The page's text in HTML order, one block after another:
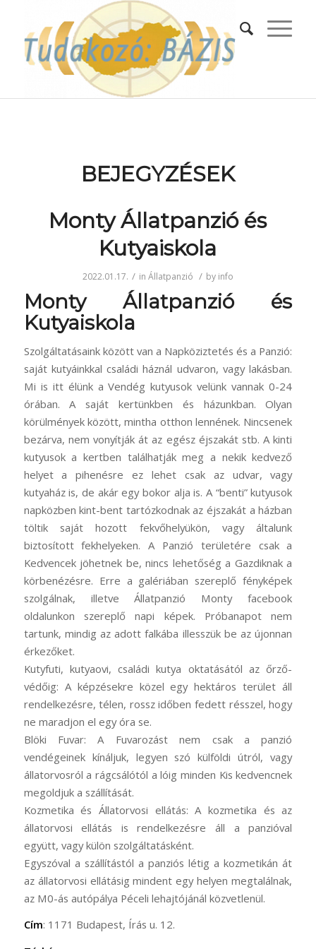
BEJEGYZÉSEK
Monty Állatpanzió és
Kutyaiskola
2022.01.17. / in Állatpanzió / by info
Monty Állatpanzió és
Kutyaiskola
Szolgáltatásaink között van a Napköziztetés és a Panzió:
saját kutyáinkkal családi háznál udvaron, vagy lakásban.
Mi is itt élünk a Vendég kutyusok velünk vannak 0-24
órában. A saját kertünkben és házunkban. Olyan
körülmények között, mintha otthon lennének. Nincsenek
bezárva, nem vonyítják át az egész éjszakát stb. A kinti
kutyusok a kertben találhatják meg a nekik kedvező
helyet a pihenésre ez lehet csak az udvar, vagy
kutyaház is, de akár egy bokor alja is. A “benti” kutyusok
napközben kint-bent tartózkodnak az éjszakát a házban
töltik saját hozott fekvőhelyükön, vagy általunk
biztosított fekhelyeken. A Panzió területére csak a
Kedvencek jöhetnek be, nincs lehetőség a Gazdiknak a
körbenézésre. Erre a galériában szereplő fényképek
szolgálnak, illetve Állatpanzió Monty facebook
oldalunkon szereplő napi képek. Próbanapot nem
tartunk, mindig az adott falkába illesszük be az újonnan
érkezőket.
Kutyfuti, kutyaovi, családi kutya oktatásától az őrző-
védőig: A képzésekre közel egy hektáros terület áll
rendelkezésre, télen, rossz időben fedett résszel, hogy
ne maradjon el egy óra se.
Blöki Fuvar: A Fuvarozást nem csak a panzió
vendégeinek kínáljuk, legyen szó külföldi útról, vagy
állatorvosról a rágcsálótól a lóig minden Kis kedvencnek
megoldjuk a szállítását.
Kozmetika és Állatorvosi ellátás: A kozmetika és az
állatorvosi ellátás is rendelkezésre áll a panzióval
együtt, vagy külön szolgáltatásként.
Egyszóval a szállítástól a panziós létig a kozmetikán át
az állatorvosi ellátásig mindent egy helyen megtalálnak,
az M0-ás autópálya Péceli lehajtójánál közvetlenül.
Cím: 1171 Budapest, Írás u. 12.